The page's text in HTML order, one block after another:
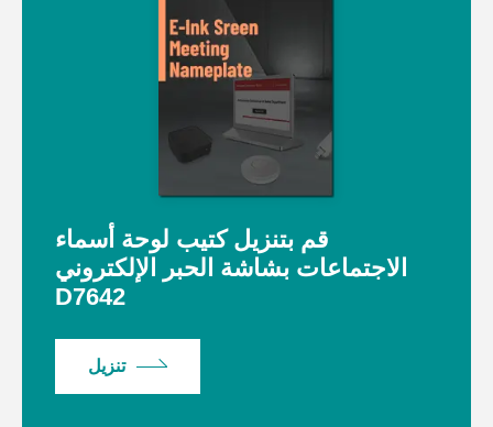
قم بتنزيل كتيب لوحة أسماء
الاجتماعات بشاشة الحبر الإلكتروني
D7642
تنزيل